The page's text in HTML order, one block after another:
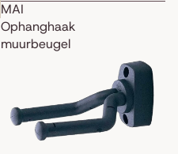
MAI
Ophanghaak
muurbeugel